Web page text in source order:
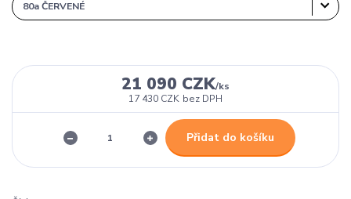
21 090 CZK/ks
17 430 CZK bez DPH
Přidat do košíku